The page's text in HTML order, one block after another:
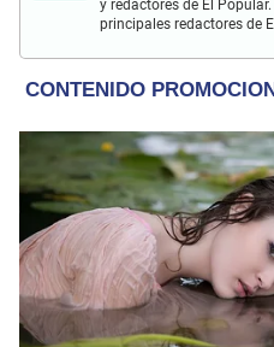
y redactores de El
principales redactores de